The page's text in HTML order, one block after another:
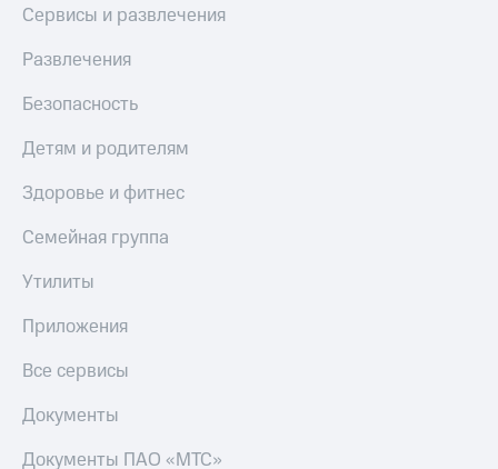
Сервисы и развлечения
Развлечения
Безопасность
Детям и родителям
Здоровье и фитнес
Семейная группа
Утилиты
Приложения
Все сервисы
Документы
Документы ПАО «МТС»